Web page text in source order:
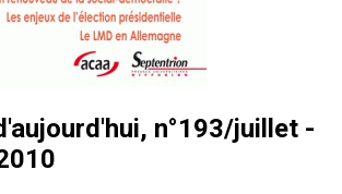
n°193/juillet -